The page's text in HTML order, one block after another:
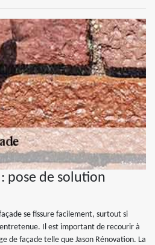
pose de solution
se fissure facilement, surtout si
Il est important de recourir à
de façade telle que Jason Rénovation. La